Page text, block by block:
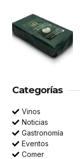
Categorías
Vinos
Noticias
Gastronomía
Eventos
Comer